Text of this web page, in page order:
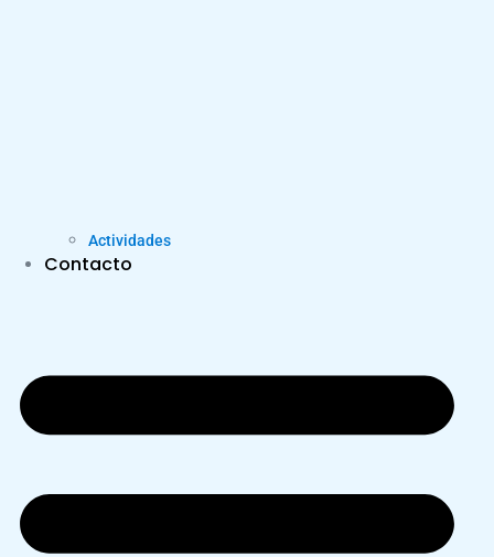
Actividades
Contacto